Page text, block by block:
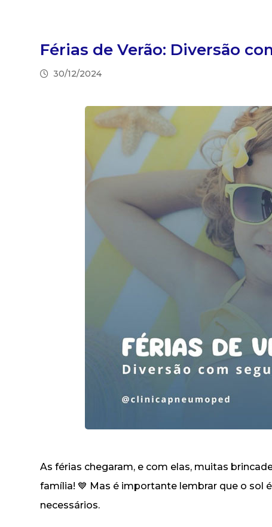
Férias de Verão: Diversão
30/12/2024
As férias chegaram, e com elas, muitas
família! 💙 Mas é importante lembrar que o
necessários.